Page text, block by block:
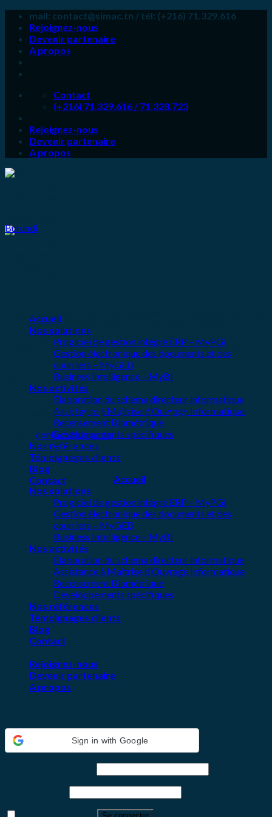
Skip
content
mail: contact@simac.tn / tél: (+216) 71.329.616
Rejoignez-nous
Devenir partenaire
A propos
Contact
(+216) 71.329.616 / 71.328.723
Rejoignez-nous
Devenir partenaire
A propos
Accueil
Nos solutions
Progiciel de gestion intégré ERP – MyPGI
Gestion électronique des documents et des
courriers – MyGED
Business Intelligence – MyBI
Nos activités
Élaboration du schéma directeur informatique
Assistance à Maîtrise d’Ouvrage Informatique
Recensement Biométrique
Développements spécifiques
Nos références
Témoignages clients
Blog
Contact
Burundi
SIMAC est une société d’ingénierie informatique exerçant dans
le domaine des solutions informatiques depuis 1984 et fait
partie du groupe SCET Tunisie. Dotée des experts qualifiés, la
société SIMAC vous offre des services personnalisés dans le
but de vous apporter la meilleure qualité de service.
Informations de contact
siège social
124, Rue Radhia Haddad, 1000 Tunis, Tunisie
contact@simac.tn
Tél: (+216) 71.329.616 / 71.328.723
Fax: (+216) 71.328.593
Copyright 2026 ©
Accueil
Nos solutions
Progiciel de gestion intégré ERP – MyPGI
Gestion électronique des documents et des
courriers – MyGED
Business Intelligence – MyBI
Nos activités
Élaboration du schéma directeur informatique
Assistance à Maîtrise d’Ouvrage Informatique
Recensement Biométrique
Développements spécifiques
Nos références
Témoignages clients
Blog
Contact
Rejoignez-nous
Devenir partenaire
A propos
Sign in with Google